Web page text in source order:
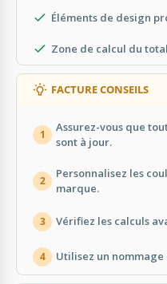
Éléments de design
Zone de calcul du
FACTURE CONSEILS
1
Assurez-vous que
sont à jour.
2
Personnalisez les
marque.
3 Vérifiez les calculs
4 Utilisez un